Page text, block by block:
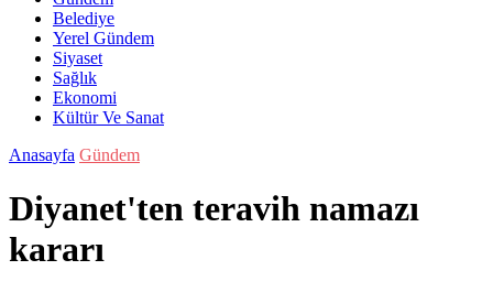
Belediye
Yerel Gündem
Siyaset
Sağlık
Ekonomi
Kültür Ve Sanat
Anasayfa Gündem
Diyanet'ten teravih namazı
kararı